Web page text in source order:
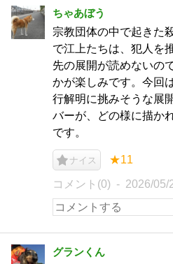
ちゃあぼう
宗教団体の中で起きた
で江上たちは、犯人を
先の展開が読めないの
かが楽しみです。今回
行解明に挑みそうな展
バーが、どの様に描か
です。
ナイス ★11
コメント(0) 2026/05/
グランくん